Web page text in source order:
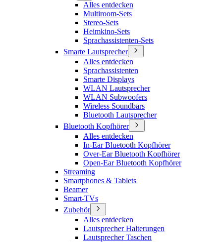
Alles entdecken
Multiroom-Sets
Stereo-Sets
Heimkino-Sets
Sprachassistenten-Sets
Smarte Lautsprecher
Alles entdecken
Sprachassistenten
Smarte Displays
WLAN Lautsprecher
WLAN Subwoofers
Wireless Soundbars
Bluetooth Lautsprecher
Bluetooth Kopfhörer
Alles entdecken
In-Ear Bluetooth Kopfhörer
Over-Ear Bluetooth Kopfhörer
Open-Ear Bluetooth Kopfhörer
Streaming
Smartphones & Tablets
Beamer
Smart-TVs
Zubehör
Alles entdecken
Lautsprecher Halterungen
Lautsprecher Taschen